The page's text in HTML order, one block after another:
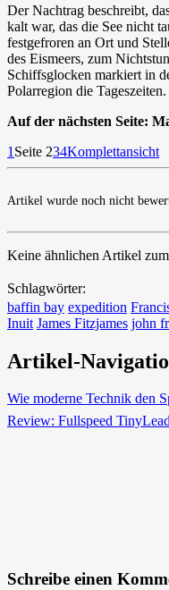
Der Nachtrag beschreibt,
kalt war, das die See nicht
festgefroren an Ort und
des Eismeers, zum
Schiffsglocken markiert in
Polarregion die Tageszeiten.
Auf der nächsten Seite:
1 Seite 234Komplettansicht
Artikel wurde noch nicht
Keine ähnlichen Artikel
Schlagwörter:
baffin bay expedition
Inuit James Fitzjames john
Artikel-
Wie moderne Technik den
Review: Fullspeed
Schreibe einen